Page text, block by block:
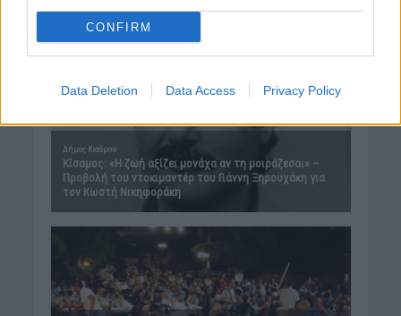
CONFIRM
Data Deletion Data Access Privacy Policy